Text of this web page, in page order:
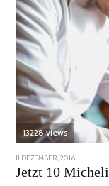
13228 views
POSTED
ON
11 DEZEMBER, 2016
JUNI,
2020
Jetzt 10